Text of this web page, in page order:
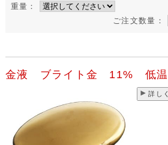
重量：
ご注文数量：
金液 ブライト金 11% 低温
詳し